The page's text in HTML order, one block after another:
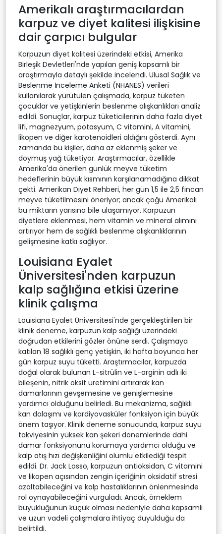
Amerikalı araştırmacılardan
karpuz ve diyet kalitesi ilişkisine
dair çarpıcı bulgular
Karpuzun diyet kalitesi üzerindeki etkisi, Amerika
Birleşik Devletleri'nde yapılan geniş kapsamlı bir
araştırmayla detaylı şekilde incelendi. Ulusal Sağlık ve
Beslenme İnceleme Anketi (NHANES) verileri
kullanılarak yürütülen çalışmada, karpuz tüketen
çocuklar ve yetişkinlerin beslenme alışkanlıkları analiz
edildi. Sonuçlar, karpuz tüketicilerinin daha fazla diyet
lifi, magnezyum, potasyum, C vitamini, A vitamini,
likopen ve diğer karotenoidleri aldığını gösterdi. Aynı
zamanda bu kişiler, daha az eklenmiş şeker ve
doymuş yağ tüketiyor. Araştırmacılar, özellikle
Amerika'da önerilen günlük meyve tüketim
hedeflerinin büyük kısmının karşılanamadığına dikkat
çekti. Amerikan Diyet Rehberi, her gün 1,5 ile 2,5 fincan
meyve tüketilmesini öneriyor; ancak çoğu Amerikalı
bu miktarın yarısına bile ulaşamıyor. Karpuzun
diyetlere eklenmesi, hem vitamin ve mineral alımını
artırıyor hem de sağlıklı beslenme alışkanlıklarının
gelişmesine katkı sağlıyor.
Louisiana Eyalet
Üniversitesi'nden karpuzun
kalp sağlığına etkisi üzerine
klinik çalışma
Louisiana Eyalet Üniversitesi'nde gerçekleştirilen bir
klinik deneme, karpuzun kalp sağlığı üzerindeki
doğrudan etkilerini gözler önüne serdi. Çalışmaya
katılan 18 sağlıklı genç yetişkin, iki hafta boyunca her
gün karpuz suyu tüketti. Araştırmacılar, karpuzda
doğal olarak bulunan L-sitrülin ve L-arginin adlı iki
bileşenin, nitrik oksit üretimini artırarak kan
damarlarının gevşemesine ve genişlemesine
yardımcı olduğunu belirledi. Bu mekanizma, sağlıklı
kan dolaşımı ve kardiyovasküler fonksiyon için büyük
önem taşıyor. Klinik deneme sonucunda, karpuz suyu
takviyesinin yüksek kan şekeri dönemlerinde dahi
damar fonksiyonunu korumaya yardımcı olduğu ve
kalp atış hızı değişkenliğini olumlu etkilediği tespit
edildi. Dr. Jack Losso, karpuzun antioksidan, C vitamini
ve likopen açısından zengin içeriğinin oksidatif stresi
azaltabileceğini ve kalp hastalıklarının önlenmesinde
rol oynayabileceğini vurguladı. Ancak, örneklem
büyüklüğünün küçük olması nedeniyle daha kapsamlı
ve uzun vadeli çalışmalara ihtiyaç duyulduğu da
belirtildi.